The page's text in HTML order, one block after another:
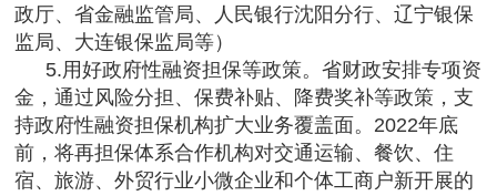
政厅、省金融监管局、人民银行沈阳分行、辽宁银保
监局、大连银保监局等）
5.用好政府性融资担保等政策。省财政安排专项资
金，通过风险分担、保费补贴、降费奖补等政策，支
持政府性融资担保机构扩大业务覆盖面。2022年底
前，将再担保体系合作机构对交通运输、餐饮、住
宿、旅游、外贸行业小微企业和个体工商户新开展的